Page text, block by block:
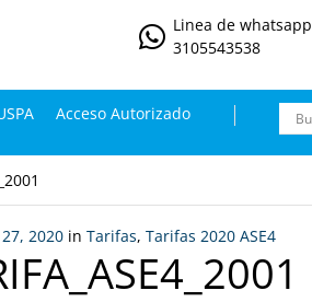
Linea de whatsapp
3105543538
Acceso Autorizado
2020in Tarifas, Tarifas 2020 ASE4